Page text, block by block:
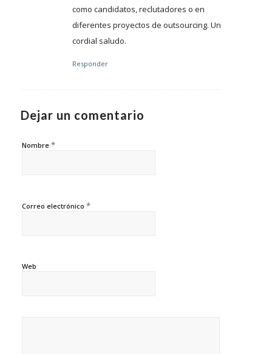
como candidatos, reclutadores o en
diferentes proyectos de outsourcing. Un
cordial saludo.
Responder
Dejar un comentario
Nombre *
Correo electrónico *
Web